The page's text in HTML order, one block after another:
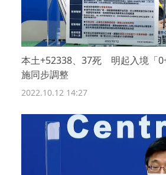
本土+52338、37死 明起入境「
施同步調整
2022.10.12 14:27